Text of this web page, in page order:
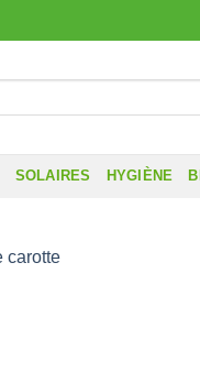
SOLAIRES HYGIÈNE